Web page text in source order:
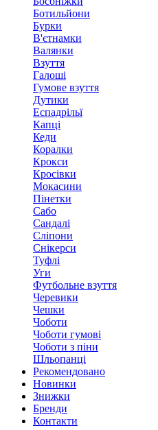
Ботильйони
Бурки
В'єтнамки
Валянки
Взуття
Галоші
Гумове взуття
Дутики
Еспадрільї
Капці
Кеди
Коралки
Крокси
Кросівки
Мокасини
Пінетки
Сабо
Сандалі
Сліпони
Снікерси
Туфлі
Уги
Футбольне взуття
Черевики
Чешки
Чоботи
Чоботи гумові
Чоботи з піни
Шльопанці
Рекомендовано
Новинки
Знижки
Бренди
Контакти